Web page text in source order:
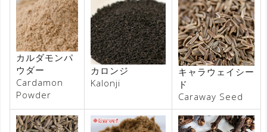
カルダモンパ
ウダー
Cardamon
Powder
カロンジ
Kalonji
キャラウェイシー
ド
Caraway Seed